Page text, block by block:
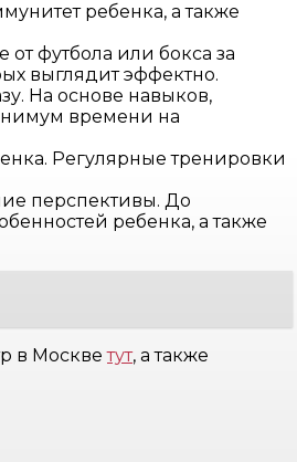
ребенка, а также
футбола или бокса за
выглядит эффектно.
На основе навыков,
времени на
Регулярные тренировки
перспективы. До
ребенка, а также
в Москветут, а также